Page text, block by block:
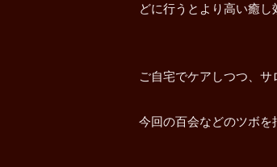
どに行うとより高い癒し
ご自宅でケアしつつ、サ
今回の百会などのツボ